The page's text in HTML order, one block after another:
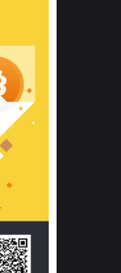
quốc
kích
hiểu
tác
đệm
lẫn
cân
trọng